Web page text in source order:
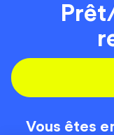
Vous êtes